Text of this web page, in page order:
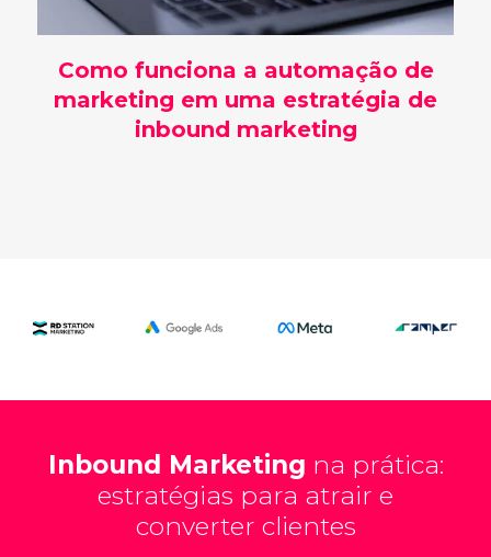
Como funciona a automação de
marketing em uma estratégia de
inbound marketing
Inbound Marketing na prática:
estratégias para atrair e
converter clientes